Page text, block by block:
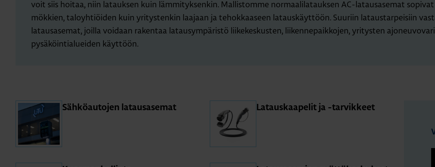
voit siis hoitaa, niin latauksen kuin lämmityksenkin. Mallistomme normaalilatauksen AC-latausasemat
mökkien, taloyhtiöiden kuin yritystenkin laajaan ja tehokkaaseen latauskäyttöön. Suuriin lataustarpeisiin
latausasemat, joilla voidaan rakentaa latausympäristö liikekeskusten, liikennepaikkojen, yritysten
pysäköintialueiden käyttöön.
Säh­kö­au­to­jen la­taus­a­se­mat La­taus­kaa­pe­lit ja -tar­vik­keet